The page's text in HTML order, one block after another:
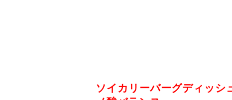
ソイカリーバーグディッシ